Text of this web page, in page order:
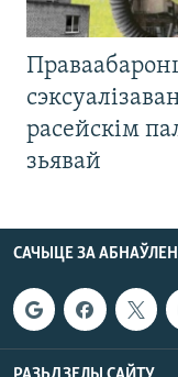
расейскім
зьявай
САЧЫЦЕ ЗА